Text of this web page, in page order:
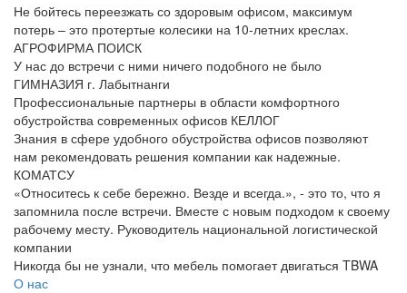
Не бойтесь переезжать со здоровым офисом, максимум
потерь – это протертые колесики на 10-летних креслах.
АГРОФИРМА ПОИСК
У нас до встречи с ними ничего подобного не было
ГИМНАЗИЯ г. Лабытнанги
Профессиональные партнеры в области комфортного
обустройства современных офисов КЕЛЛОГ
Знания в сфере удобного обустройства офисов позволяют
нам рекомендовать решения компании как надежные.
КОМАТСУ
«Относитесь к себе бережно. Везде и всегда.», - это то, что я
запомнила после встречи. Вместе с новым подходом к своему
рабочему месту. Руководитель национальной логистической
компании
Никогда бы не узнали, что мебель помогает двигаться TBWA
О нас